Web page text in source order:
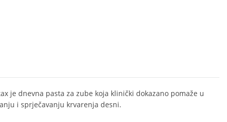
je dnevna pasta za zube koja klinički dokazano pomaže u
i sprječavanju krvarenja desni.